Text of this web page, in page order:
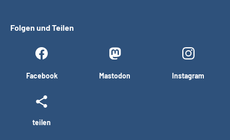
Folgen und Teilen
Facebook Mastodon Instagram
teilen